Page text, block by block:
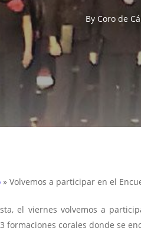
By Coro de
» Volvemos a participar en el
el viernes volvemos a
formaciones corales donde se